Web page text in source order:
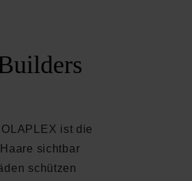
ist die
sichtbar
schützen